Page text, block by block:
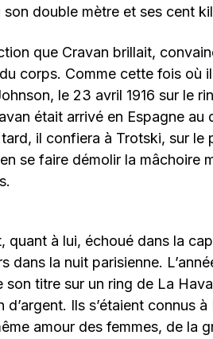
son double mètre et ses cent
que Cravan brillait,
corps. Comme cette fois où
le 23 avril 1916 sur le
était arrivé en Espagne au
il confiera à Trotski, sur
se faire démolir la mâchoire
quant à lui, échoué dans la
dans la nuit parisienne.
son titre sur un ring de La
d’argent. Ils s’étaient connus
amour des femmes, de la